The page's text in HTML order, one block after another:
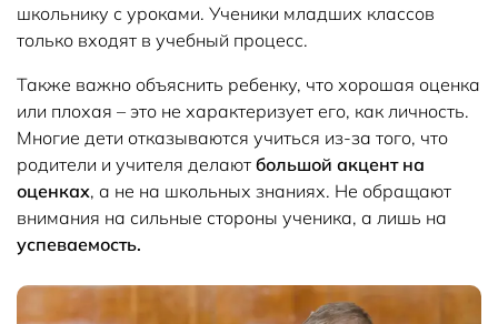
школьнику с уроками. Ученики младших классов
только входят в учебный процесс.
Также важно объяснить ребенку, что хорошая оценка
или плохая – это не характеризует его, как личность.
Многие дети отказываются учиться из-за того, что
родители и учителя делают большой акцент на
оценках, а не на школьных знаниях. Не обращают
внимания на сильные стороны ученика, а лишь на
успеваемость.